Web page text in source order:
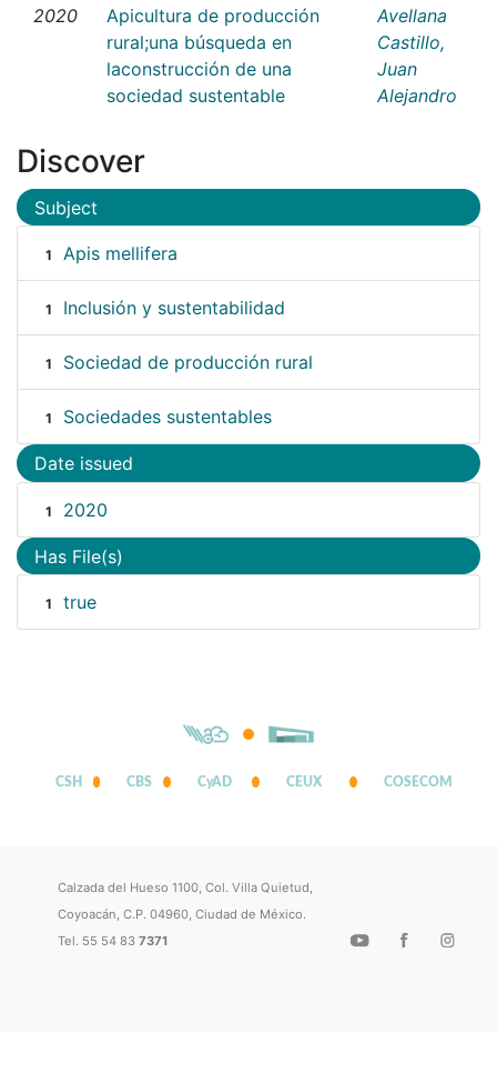
2020
Apicultura de producción
rural;una búsqueda en
laconstrucción de una
sociedad sustentable
Avellana
Castillo,
Juan
Alejandro
Discover
Subject
1 Apis mellifera
1 Inclusión y sustentabilidad
1 Sociedad de producción rural
1 Sociedades sustentables
Date issued
1 2020
Has File(s)
1 true
CSH CBS CyAD CEUX COSECOM
Calzada del Hueso 1100, Col. Villa Quietud,
Coyoacán, C.P. 04960, Ciudad de México.
Tel. 55 54 837371